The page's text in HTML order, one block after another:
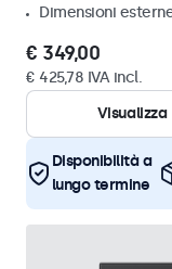
Dimensioni
€ 349,00
€ 425,78 IVA incl.
Visualizza
Disponibilità a
lungo termine